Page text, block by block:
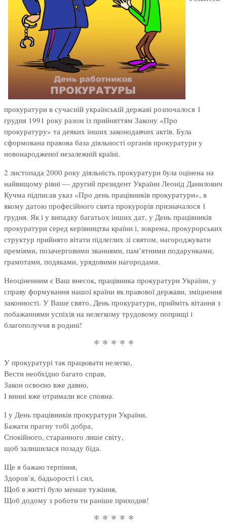
прокуратури в сучасній українській державі розпочалося 1
грудня 1991 року разом із прийняттям Закону «Про
прокуратуру» та деяких інших законодавчих актів. Була
сформована правова база діяльності органів прокуратури у
новонародженої незалежній країні.
2 листопада 2000 року діяльність прокуратури була оцінена на
найвищому рівні — другий президент України Леонід Данилович
Кучма підписав указ «Про день працівників прокуратури», в
якому датою професійного свята прокурорів призначалося 1
грудня. Як і у випадку багатьох інших дат, у День працівників
прокуратури серед керівництва країни і, зокрема, прокурорських
структур прийнято вітати підлеглих зі святом, нагороджувати
преміями, позачерговими званнями, пам’ятними подарунками,
грамотами, подяками, урядовими нагородами.
Неоціненним є Ваш внесок, працівника прокуратури України, у
справу формування нашої країни як правової держави, зміцнення
законності. У Ваше свято, День прокуратури, прийміть вітання з
побажаннями успіхів на нелегкому трудовому поприщі і
благополуччя в родині!
* * * * *
У прокуратурі так працювати нелегко,
Вести необхідно багато справ,
Закон освоєно вже давно,
І винні вже отримали все сповна.
І у День працівників прокуратури України,
Бажати прагну тобі добра,
Спокійного, старанного лише світу,
щоб залишилася позаду біда.
Ще я бажаю терпіння,
Здоров’я, бадьорості і сил,
Щоб в житті було менше тужіння,
Щоб додому з роботи ти раніше приходив!
* * * * *